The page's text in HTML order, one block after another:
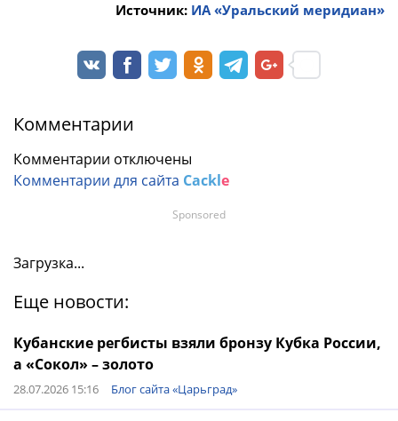
Источник: ИА «Уральский меридиан»
Комментарии
Комментарии отключены
Комментарии для сайта Cackle
Загрузка...
Еще новости:
Кубанские регбисты взяли бронзу Кубка России,
а «Сокол» – золото
28.07.2026 15:16 Блог сайта «Царьград»
Sponsored